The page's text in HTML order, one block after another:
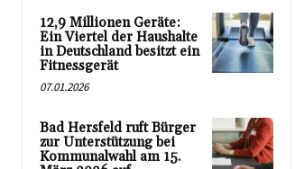
12,9 Millionen Geräte:
Ein Viertel der Haushalte
in Deutschland besitzt ein
Fitnessgerät
07.01.2026
Bad Hersfeld ruft Bürger
zur Unterstützung bei
Kommunalwahl am 15.